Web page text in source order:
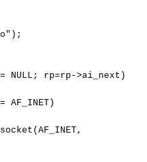
rp=rp->ai_next)